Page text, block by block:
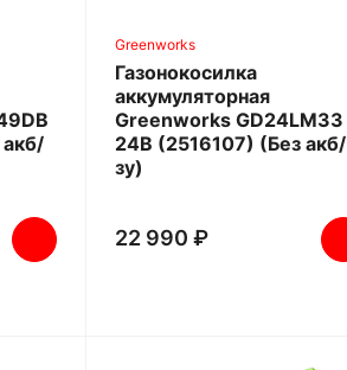
Greenworks
Газонокосилка
аккумуляторная
Greenworks GD24LM33
24В (2516107) (Без акб/
зу)
22 990 ₽